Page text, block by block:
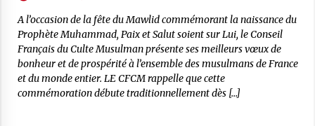
A l’occasion de la fête du Mawlid commémorant la naissance du
Prophète Muhammad, Paix et Salut soient sur Lui, le Conseil
Français du Culte Musulman présente ses meilleurs vœux de
bonheur et de prospérité à l’ensemble des musulmans de France
et du monde entier. LE CFCM rappelle que cette
commémoration débute traditionnellement dès […]